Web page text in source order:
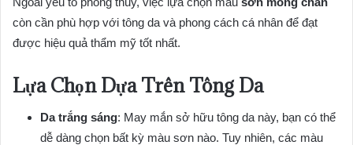
còn cần phù hợp với tông da và phong cách cá nhân để đạt
được hiệu quả thẩm mỹ tốt nhất.
Lựa Chọn Dựa Trên Tông Da
Da trắng sáng: May mắn sở hữu tông da này, bạn có thể
dễ dàng chọn bất kỳ màu sơn nào. Tuy nhiên, các màu